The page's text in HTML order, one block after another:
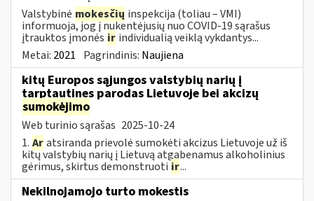
Valstybinė mokesčių inspekcija (toliau – VMI)
informuoja, jog į nukentėjusių nuo COVID-19 sąrašus
įtrauktos įmonės ir individualią veiklą vykdantys...
Metai: 2021 Pagrindinis: Naujiena
kitų Europos sąjungos valstybių narių į
tarptautines parodas Lietuvoje bei akcizų
sumokėjimo
Web turinio sąrašas 2025-10-24
1. Aratsiranda prievolė sumokėti akcizus Lietuvoje už iš
kitų valstybių narių į Lietuvą atgabenamus alkoholinius
gėrimus, skirtus demonstruoti ir...
Nekilnojamojo turto mokestis